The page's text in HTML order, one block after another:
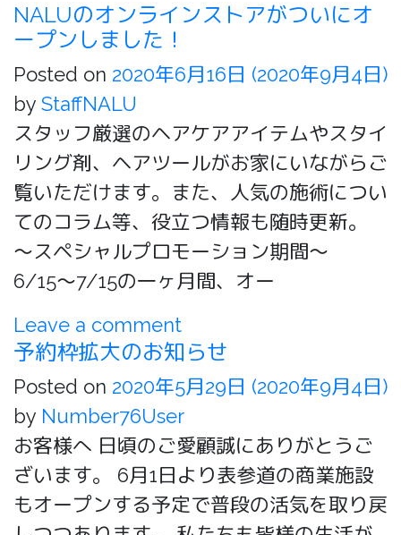
NALUのオンラインストアがついにオ
ープンしました！
Posted on 2020年6月16日 (2020年9月4日)
by StaffNALU
スタッフ厳選のヘアケアアイテムやスタイ
リング剤、ヘアツールがお家にいながらご
覧いただけます。また、人気の施術につい
てのコラム等、役立つ情報も随時更新。
〜スペシャルプロモーション期間〜
6/15〜7/15の一ヶ月間、オー
Leave a comment
予約枠拡大のお知らせ
Posted on 2020年5月29日 (2020年9月4日)
by Number76User
お客様へ 日頃のご愛顧誠にありがとうご
ざいます。 6月1日より表参道の商業施設
もオープンする予定で普段の活気を取り戻